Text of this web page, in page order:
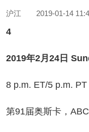
沪江 2019-01-14
年2月24日
ET/5 p.m. PT
届奥斯卡，ABC